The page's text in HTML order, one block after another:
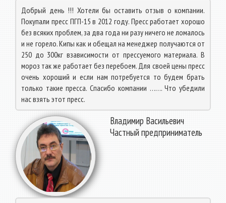
Добрый день !!! Хотели бы оставить отзыв о компании.
Покупали пресс ПГП-15 в 2012 году. Пресс работает хорошо
без всяких проблем, за два года ни разу ничего не ломалось
и не горело. Кипы как и обещал на менеджер получаются от
250 до 300кг взависимости от прессуемого материала. В
мороз так же работает без перебоем. Для своей цены пресс
очень хороший и если нам потребуется то будем брать
только такие пресса. Спасибо компании ……. Что убедили
нас взять этот пресс.
Владимир Васильевич
Частный предприниматель